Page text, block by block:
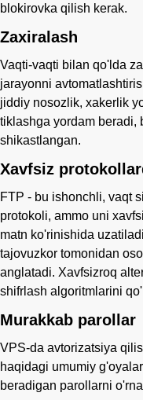
blokirovka qilish kerak.
Zaxiralash
Vaqti-vaqti bilan qo'lda
jarayonni
jiddiy nosozlik, xakerlik
tiklashga yordam beradi,
shikastlangan.
Xavfsiz
FTP - bu ishonchli, vaqt
protokoli, ammo uni
matn ko'rinishida
tajovuzkor tomonidan
anglatadi. Xavfsizroq
shifrlash algoritmlarini
Murakkab parollar
VPS-da avtorizatsiya
haqidagi umumiy
beradigan parollarni